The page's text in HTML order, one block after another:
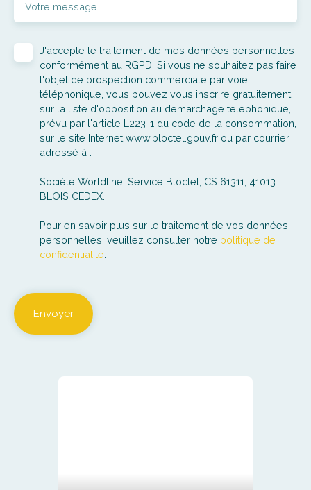
Votre message
J'accepte le traitement de mes données personnelles
conformément au RGPD. Si vous ne souhaitez pas faire
l'objet de prospection commerciale par voie
téléphonique, vous pouvez vous inscrire gratuitement
sur la liste d'opposition au démarchage téléphonique,
prévu par l'article L223-1 du code de la consommation,
sur le site Internet www.bloctel.gouv.fr ou par courrier
adressé à :
Société Worldline, Service Bloctel, CS 61311, 41013
BLOIS CEDEX.
Pour en savoir plus sur le traitement de vos données
personnelles, veuillez consulter notre politique de
confidentialité
Envoyer